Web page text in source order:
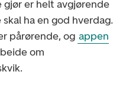
gjør er helt avgjørende
ha en god hverdag.
pårørende, og appen
om